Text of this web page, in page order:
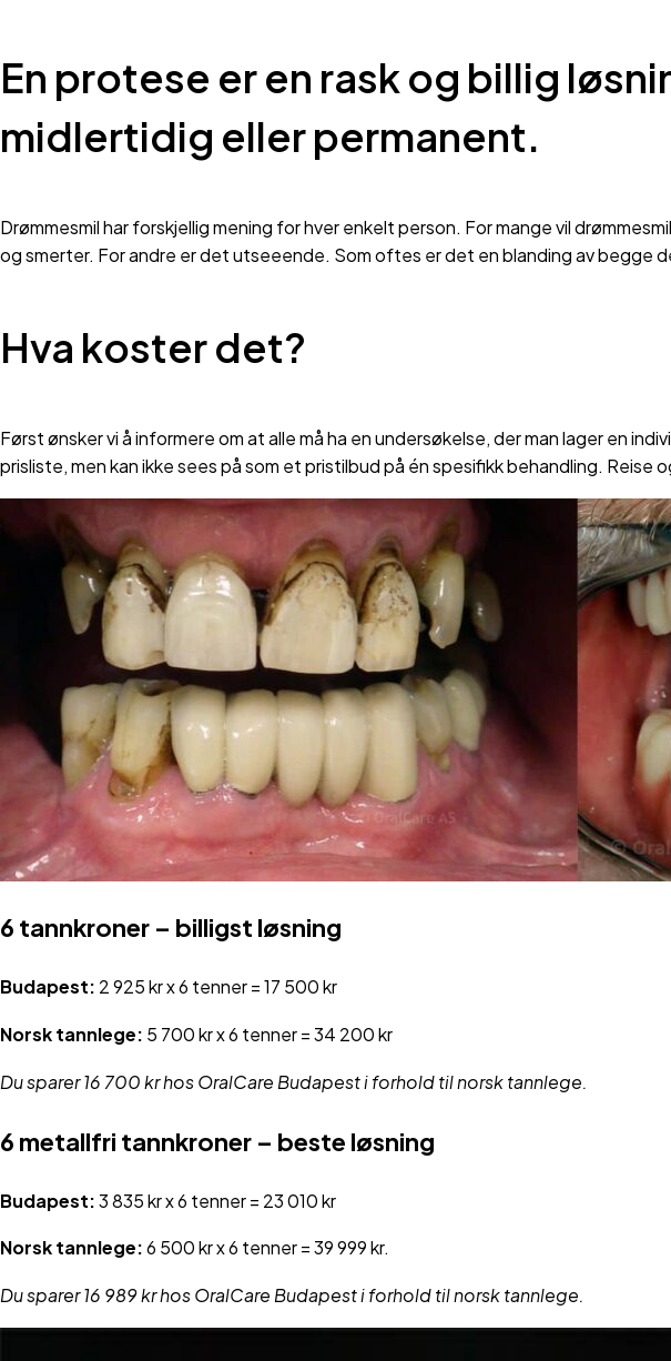
En protese er en rask og billig
midlertidig eller permanent.
Drømmesmil har forskjellig mening for hver enkelt person. For mange vil
og smerter. For andre er det utseeende. Som oftes er det en blanding av begge
Hva koster det?
Først ønsker vi å informere om at alle må ha en undersøkelse, der man lager en
prisliste, men kan ikke sees på som et pristilbud på én spesifikk behandling. Reise
6 tannkroner – billigst løsning
Budapest: 2 925 kr x 6 tenner = 17 500 kr
Norsk tannlege: 5 700 kr x 6 tenner = 34 200 kr
Du sparer 16 700 kr hos OralCare Budapest i forhold til norsk tannlege.
6 metallfri tannkroner – beste løsning
Budapest:3 835 kr x 6 tenner = 23 010 kr
Norsk tannlege:6 500 kr x 6 tenner = 39 999 kr.
Du sparer 16 989 kr hos OralCare Budapest i forhold til norsk tannlege.